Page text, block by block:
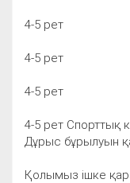
4-5 рет
4-5 рет
4-5 рет
4-5 рет Спорттық
Дұрыс бұрылуын
Қолымыз ішке